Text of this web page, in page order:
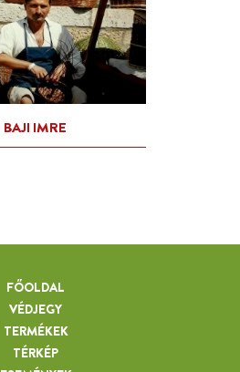
FŐOLDAL
VÉDJEGY
TERMÉKEK
TÉRKÉP